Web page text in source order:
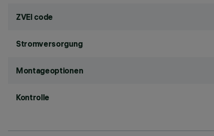
ZVEI code
Stromversorgung
Montageoptionen
Kontrolle